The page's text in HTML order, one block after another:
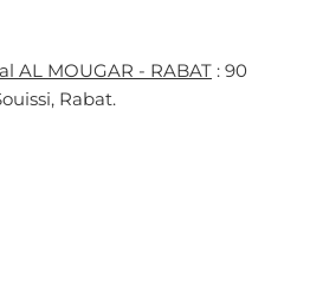
AL MOUGAR - RABAT : 90
Rabat.